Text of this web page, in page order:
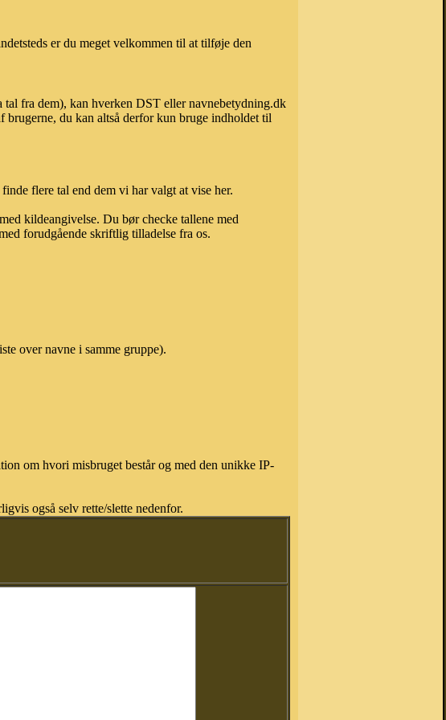
er du meget velkommen til at tilføje den
fra dem), kan hverken DST eller navnebetydning.dk
du kan altså derfor kun bruge indholdet til
flere tal end dem vi har valgt at vise her.
kildeangivelse. Du bør checke tallene med
forudgående skriftlig tilladelse fra os.
over navne i samme gruppe).
om hvori misbruget består og med den unikke IP-
også selv rette/slette nedenfor.